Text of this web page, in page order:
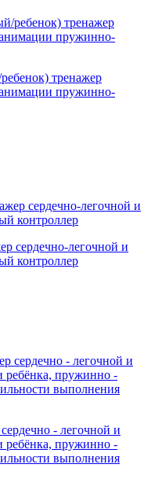
тренажер
пружинно-
сердечно-легочной и
контроллер
- легочной и
ребёнка, пружинно -
выполнения